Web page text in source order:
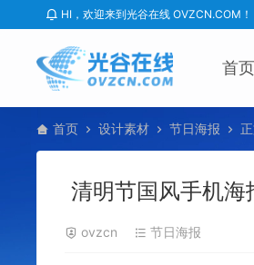
HI，欢迎来到光谷在线 OVZCN.COM！
首页
首页 设计素材 节日海报
清明节国风手机海
ovzcn 节日海报